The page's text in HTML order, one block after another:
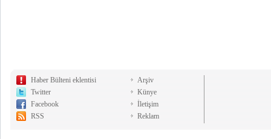
Haber Bülteni eklentisi
Twitter
Facebook
RSS
Arşiv
Künye
İletişim
Reklam